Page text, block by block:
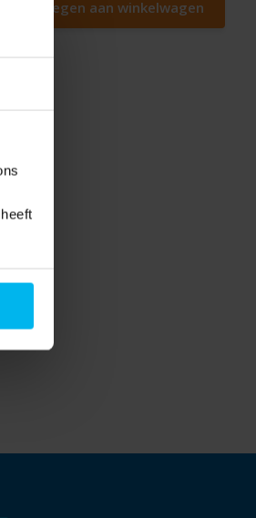
Toevoegen aan winkelwagen